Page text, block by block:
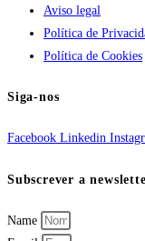
Aviso legal
Política de
Política de Cookies
Siga-nos
Facebook Linkedin
Subscrever a
Name